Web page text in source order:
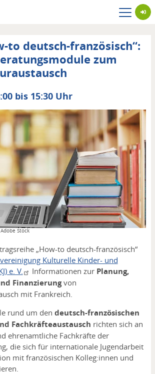
to deutsch-französisch“:
zum
bis 15:30 Uhr
Stock
„How-to deutsch-französisch“
Kulturelle Kinder- und
e. V.
Informationen zur Planung,
Finanzierungvon
mit Frankreich.
rund um den deutsch-französischen
Fachkräfteaustausch richten sich an
ehrenamtliche Fachkräfte der
die sich für internationale Jugendarbeit
mit französischen Kolleg:innen und